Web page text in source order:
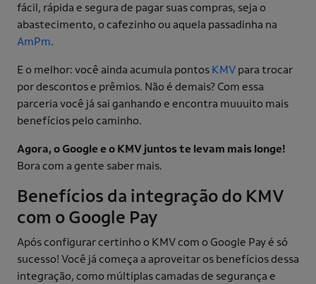
fácil, rápida e segura de pagar suas compras, seja o
abastecimento, o cafezinho ou aquela passadinha na
AmPm.
E o melhor: você ainda acumula pontos KMV para trocar
por descontos e prêmios. Não é demais? Com essa
parceria você já sai ganhando e encontra muuuito mais
benefícios pelo caminho.
Agora, o Google e o KMV juntos te levam mais longe!
Bora com a gente saber mais.
Benefícios da integração do KMV
com o Google Pay
Após configurar certinho o KMV com o Google Pay é só
sucesso! Você já começa a aproveitar os benefícios dessa
integração, como múltiplas camadas de segurança e